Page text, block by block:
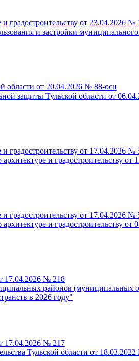
градостроительству от 23.04.2026 №
и застройки
области от 20.04.2026 № 88-осн
защиты Тульской области от
градостроительству от 17.04.2026 №
и градостроительству от
градостроительству от 17.04.2026 №
и градостроительству от
17.04.2026 № 218
районов (муниципальных
в 2026 году"
17.04.2026 № 217
Тульской области от